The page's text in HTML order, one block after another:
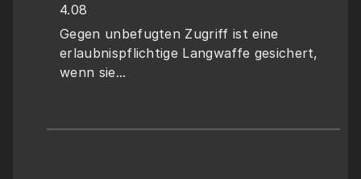
4.08
Gegen unbefugten Zugriff ist eine
erlaubnispflichtige Langwaffe gesichert,
wenn sie...